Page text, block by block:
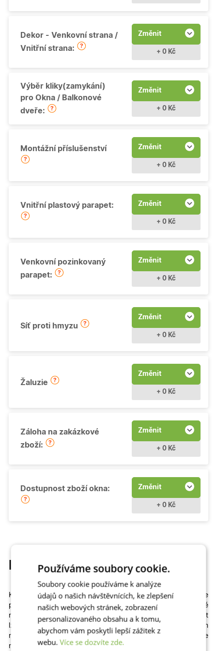
Dekor - Venkovní strana /
Vnitřní strana:
Změnit
+ 0 Kč
Výběr kliky(zamykání)
pro Okna / Balkonové
dveře:
Změnit
+ 0 Kč
Montážní příslušenství Změnit
+ 0 Kč
Vnitřní plastový parapet: Změnit
+ 0 Kč
Venkovní pozinkovaný
parapet:
Změnit
+ 0 Kč
Síť proti hmyzu
Změnit
+ 0 Kč
Žaluzie
Změnit
+ 0 Kč
Záloha na zakázkové
zboží:
Změnit
+ 0 Kč
Dostupnost zboží okna: Změnit
+ 0 Kč
Popis produktu
Kvalitní a cenově dostupnéotevíravéplastové okno si můžete
přizpůsobitna míru. Na výběr máme
různé
rozměry
,prosklení dekory
včetně dřevěných. Zvolit
lze izolační dvojsklo či
trojsklo v kombinaci s teplým
rámečkem
– zkrátka to, co vašemu domu či bytu sedne
nejlépe!
Používáme soubory cookie.
Soubory cookie používáme k analýze
údajů o našich návštěvnících, ke zlepšení
našich webových stránek, zobrazení
personalizovaného obsahu a k tomu,
abychom vám poskytli lepší zážitek z
webu.Více se dozvíte zde.